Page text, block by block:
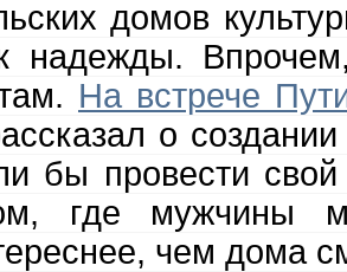
домов
надежды.
На встрече
о
бы провести
где мужчины
чем дома